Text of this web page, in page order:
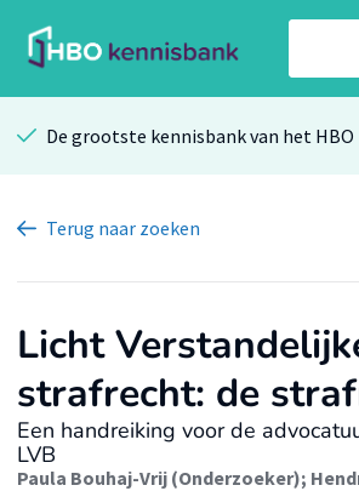
De grootste kennisbank van het HBO
Terug naar zoeken
Licht
strafrecht: de
Een handreiking voor de
LVB
Paula Bouhaj-Vrij (Onderzoeker);